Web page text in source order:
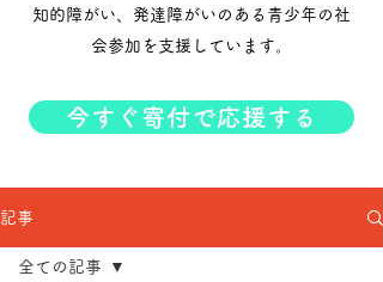
知的障がい、発達障がいのある青少年の社
会参加を支援しています。
今すぐ寄付で応援する
記事
全ての記事